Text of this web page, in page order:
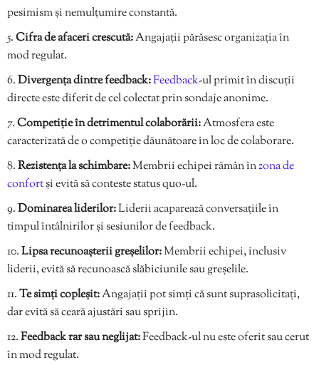
pesimism și nemulțumire constantă.
Cifra de afaceri crescută:Angajații părăsesc organizația în
mod regulat.
Divergența dintre feedback:Feedback-ul primit în discuții
directe este diferit de cel colectat prin sondaje anonime.
Competiție în detrimentul colaborării:Atmosfera este
caracterizată de o competiție dăunătoare în loc de colaborare.
Rezistența la schimbare:Membrii echipei rămân înzona de
confortși evită să conteste status quo-ul.
Dominarea liderilor:Liderii acaparează conversațiile în
timpul întâlnirilor și sesiunilor de feedback.
Lipsa recunoașterii greșelilor:Membrii echipei, inclusiv
liderii, evită să recunoască slăbiciunile sau greșelile.
Te simți copleșit:Angajații pot simți că sunt suprasolicitați,
dar evită să ceară ajustări sau sprijin.
Feedback rar sau neglijat:Feedback-ul nu este oferit sau cerut
în mod regulat.